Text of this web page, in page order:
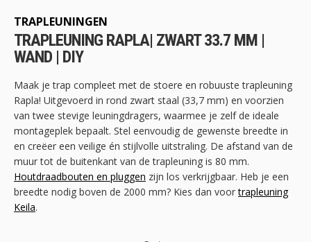
begin
van
de
afbeeldingen-
TRAPLEUNINGEN
TRAPLEUNING RAPLA| ZWART 33.7 MM |
WAND | DIY
Maak je trap compleet met de stoere en robuuste trapleuning
Rapla! Uitgevoerd in rond zwart staal (33,7 mm) en voorzien
van twee stevige leuningdragers, waarmee je zelf de ideale
montageplek bepaalt. Stel eenvoudig de gewenste breedte in
en creëer een veilige én stijlvolle uitstraling. De afstand van de
muur tot de buitenkant van de trapleuning is 80 mm.
Houtdraadbouten en pluggen zijn los verkrijgbaar. Heb je een
breedte nodig boven de 2000 mm? Kies dan voortrapleuning
Keila.